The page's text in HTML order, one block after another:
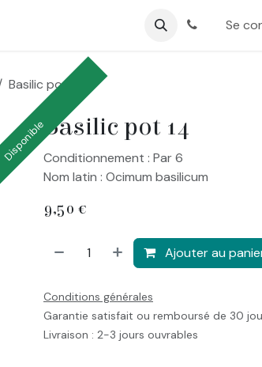
Se
Basilic pot 14
Basilic pot 14
DisponibleConditionnement : Par 6
Nom latin : Ocimum basilicum
9,50 €
Ajouter au
Conditions générales
Garantie satisfait ou remboursé de 30
Livraison : 2-3 jours ouvrables